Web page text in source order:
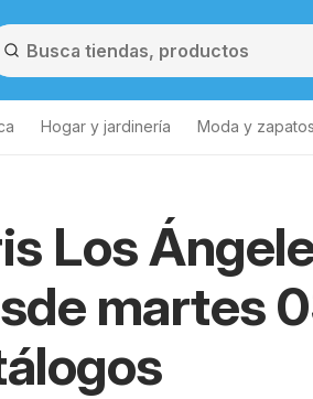
Hogar y jardinería Moda y zapatos
Los
martes